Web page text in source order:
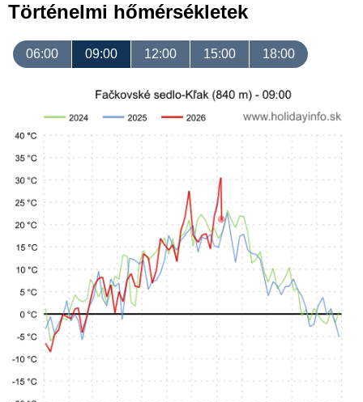
Történelmi hőmérsékletek
06:00 09:00 12:00 15:00 18:00